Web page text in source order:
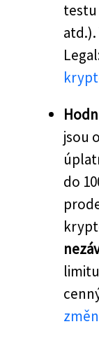
jsou
do